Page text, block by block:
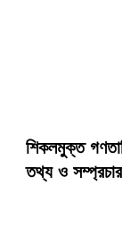
শিকলমুক্ত
তথ্য ও